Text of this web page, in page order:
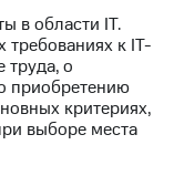
в области IT.
к IT-
о
приобретению
критериях,
выборе места